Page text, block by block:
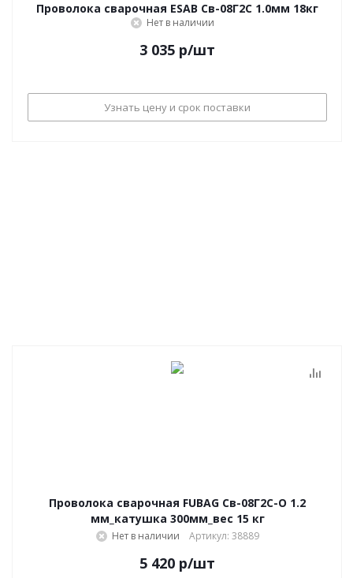
Проволока сварочная ESAB Св-08Г2С 1.0мм 18кг
Нет в наличии
3 035 р/шт
Узнать цену и срок поставки
Проволока сварочная FUBAG Св-08Г2С-О 1.2
мм_катушка 300мм_вес 15 кг
Нет в наличии Артикул: 38889
5 420 р/шт